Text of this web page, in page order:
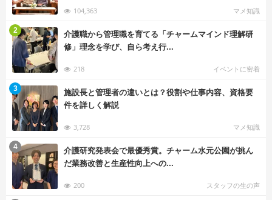
104,363 マメ知識
介護職から管理職を育てる「チャームマインド理解研
修」理念を学び、自ら考え行...
218 イベントに密着
2
施設長と管理者の違いとは？役割や仕事内容、資格要
件を詳しく解説
3,728 マメ知識
3
介護研究発表会で最優秀賞。チャーム水元公園が挑ん
だ業務改善と生産性向上への...
200 スタッフの生の声
4